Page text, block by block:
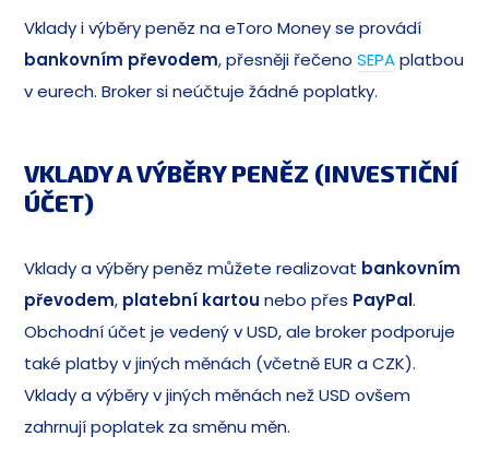
Vklady i výběry peněz na eToro Money se provádí
bankovním převodem, přesněji řečenoSEPAplatbou
v eurech. Broker si neúčtuje žádné poplatky.
VKLADY A VÝBĚRY PENĚZ (INVESTIČNÍ
ÚČET)
Vklady a výběry peněz můžete realizovat bankovním
převodem, platební kartou nebo přes PayPal.
Obchodní účet je vedený v USD, ale broker podporuje
také platby v jiných měnách (včetně EUR a CZK).
Vklady a výběry v jiných měnách než USD ovšem
zahrnují poplatek za směnu měn.